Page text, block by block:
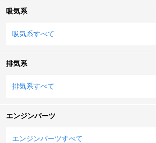
吸気系
吸気系すべて
排気系
排気系すべて
エンジンパーツ
エンジンパーツすべて